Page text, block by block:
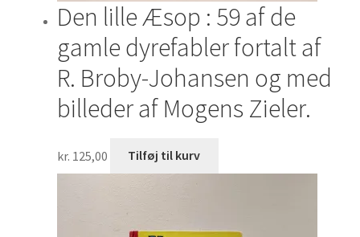
Den lille Æsop : 59 af de
gamle dyrefabler fortalt af
R. Broby-Johansen og med
billeder af Mogens Zieler.
kr. 125,00 Tilføj til kurv